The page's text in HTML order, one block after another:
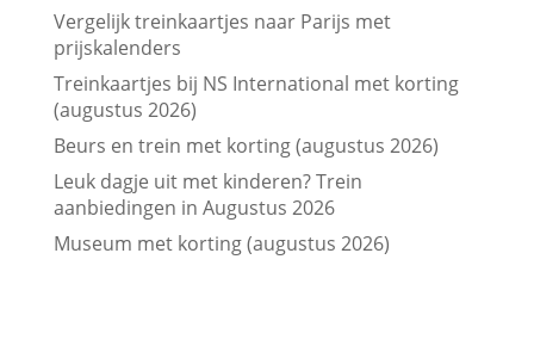
Vergelijk treinkaartjes naar Parijs met
prijskalenders
Treinkaartjes bij NS International met korting
(augustus 2026)
Beurs en trein met korting (augustus 2026)
Leuk dagje uit met kinderen? Trein
aanbiedingen in Augustus 2026
Museum met korting (augustus 2026)